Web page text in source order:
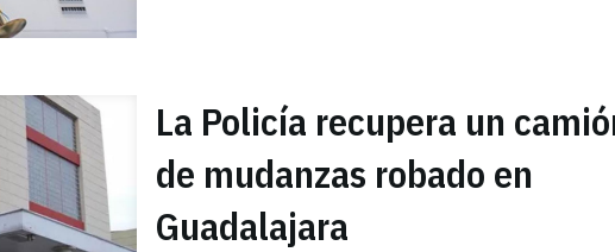
La Policía recupera un
de mudanzas robado en
Guadalajara